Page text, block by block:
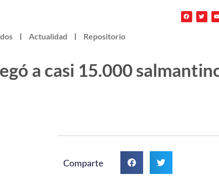
Actualidad Repositorio
a casi 15.000
Comparte